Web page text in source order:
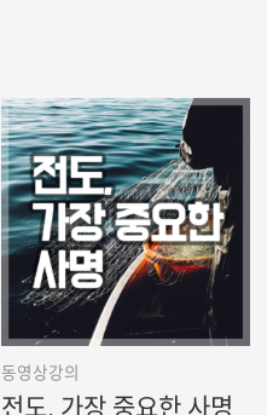
동영상강의
전도, 가장 중요한 사명